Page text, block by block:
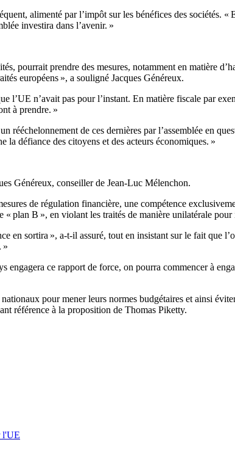
alimenté par l’impôt sur les bénéfices des sociétés. «
investira dans l’avenir. »
pourrait prendre des mesures, notamment en matière
européens », a souligné Jacques Généreux.
l’UE n’avait pas pour l’instant. En matière fiscale par
à prendre. »
de ces dernières par l’assemblée en
défiance des citoyens et des acteurs économiques. »
Généreux, conseiller de Jean-Luc Mélenchon.
de régulation financière, une compétence
plan B », en violant les traités de manière unilatérale
en sortira », a-t-il assuré, tout en insistant sur le fait que
»
engagera ce rapport de force, on pourra commencer à
pour mener leurs normes budgétaires et ainsi
référence à la proposition de Thomas Piketty.
l'UE